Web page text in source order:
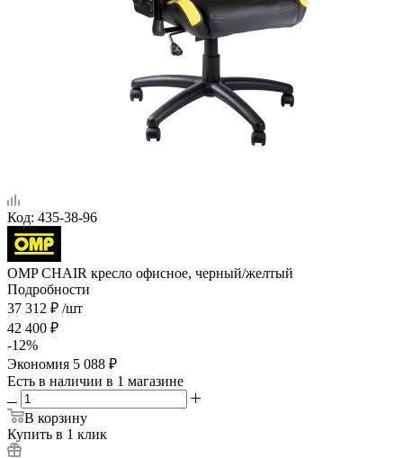
Код: 435-38-96
OMP CHAIR кресло офисное, черный/желтый
Подробности
37 312 ₽ /шт
42 400 ₽
-12%
Экономия 5 088 ₽
Есть в наличии в 1 магазине
В корзину
Купить в 1 клик